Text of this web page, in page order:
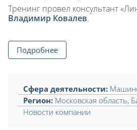
Тренинг провел консультант
Владимир Ковалев.
Подробнее
Сфера деятельности:
Регион: Московская область,
Новости компании